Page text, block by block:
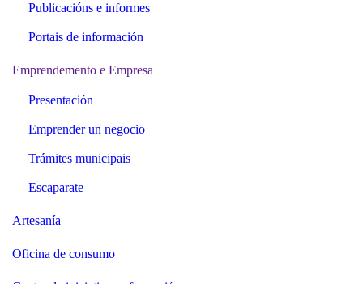
Publicacións e informes
Portais de información
Emprendemento e Empresa
Presentación
Emprender un negocio
Trámites municipais
Escaparate
Artesanía
Oficina de consumo